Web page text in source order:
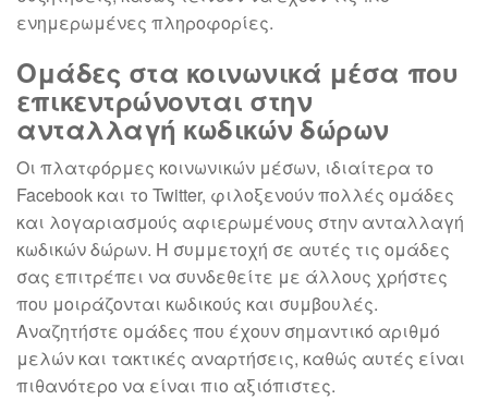
ενημερωμένες πληροφορίες.
Ομάδες στα κοινωνικά μέσα που
επικεντρώνονται στην
ανταλλαγή κωδικών δώρων
Οι πλατφόρμες κοινωνικών μέσων, ιδιαίτερα το
Facebook και το Twitter, φιλοξενούν πολλές ομάδες
και λογαριασμούς αφιερωμένους στην ανταλλαγή
κωδικών δώρων. Η συμμετοχή σε αυτές τις ομάδες
σας επιτρέπει να συνδεθείτε με άλλους χρήστες
που μοιράζονται κωδικούς και συμβουλές.
Αναζητήστε ομάδες που έχουν σημαντικό αριθμό
μελών και τακτικές αναρτήσεις, καθώς αυτές είναι
πιθανότερο να είναι πιο αξιόπιστες.